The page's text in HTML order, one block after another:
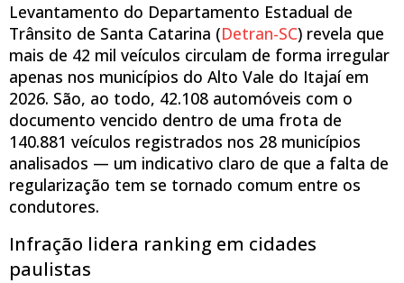
Levantamento do Departamento Estadual de
Trânsito de Santa Catarina (Detran-SC) revela que
mais de 42 mil veículos circulam de forma irregular
apenas nos municípios do Alto Vale do Itajaí em
2026. São, ao todo, 42.108 automóveis com o
documento vencido dentro de uma frota de
140.881 veículos registrados nos 28 municípios
analisados — um indicativo claro de que a falta de
regularização tem se tornado comum entre os
condutores.
Infração lidera ranking em cidades
paulistas